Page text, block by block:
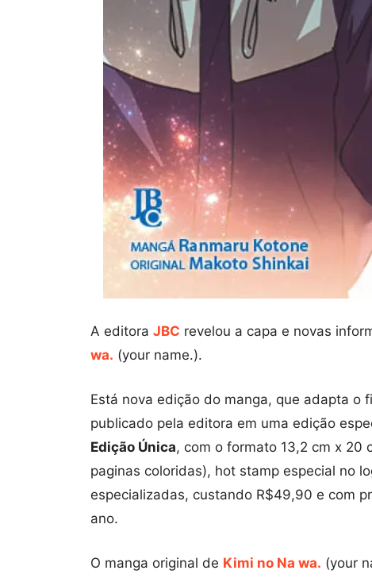
A editora JBC revelou a capa e novas
wa. (your name.).
Está nova edição do manga, que adapta o
publicado pela editora em uma edição
Edição Única, com o formato 13,2 cm x 20
paginas coloridas), hot stamp especial no
especializadas, custando R$49,90 e com
ano.
O manga original de Kimi no Na wa. (your